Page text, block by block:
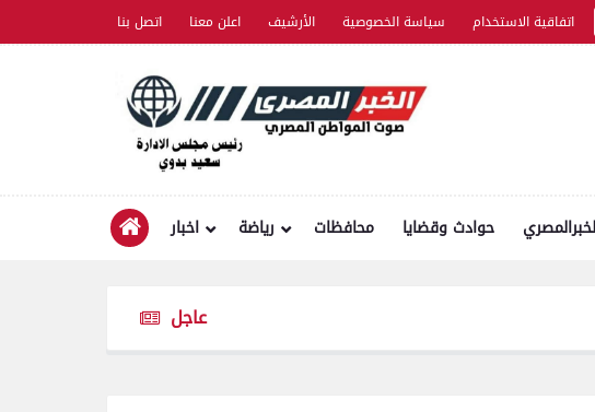
اتصل بنا اعلن معنا الأرشيف سياسة الخصوصية اتفاقية الاستخدام
اخبار رياضة محافظات حوادث وقضايا
عاجل